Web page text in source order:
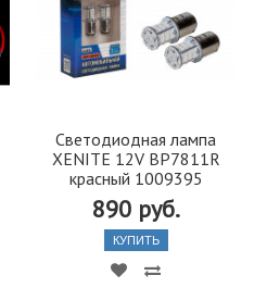
Светодиодная лампа
XENITE 12V BP7811R
красный 1009395
890 руб.
КУПИТЬ